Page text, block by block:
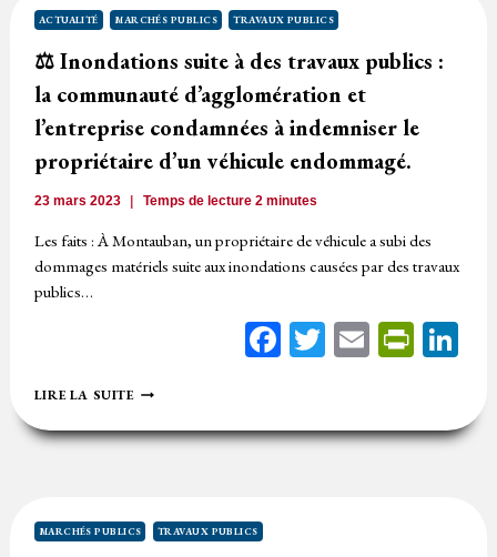
TRAVAUX
:
DE
JURIDICTION
ADMINISTRATIVE
ACTUALITÉ MARCHÉS PUBLICS TRAVAUX PUBLICS
⚖️ Inondations suite à des travaux publics :
la communauté d’agglomération et
l’entreprise condamnées à indemniser le
propriétaire d’un véhicule endommagé.
23 mars 2023 Temps de lecture2 minutes
Les faits : À Montauban, un propriétaire de véhicule a subi des
dommages matériels suite aux inondations causées par des travaux
publics…
Facebook
Twitter
Email
LIRE LA SUITE⚖️
SUITE
À
:
MARCHÉS PUBLICS TRAVAUX PUBLICS